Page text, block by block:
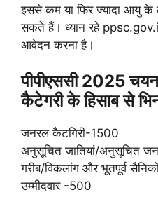
इससे कम या फिर ज्यादा आयु
सकते हैं। ध्यान रहे
आवेदन करना है।
पीपीएससी 2025
कैटेगरी के हिसाब से
जनरल कैटगिरी-1500
अनुसूचित जातियां/अनुसूचित
गरीब/विकलांग और भूतपूर्व
उम्मीदवार -500